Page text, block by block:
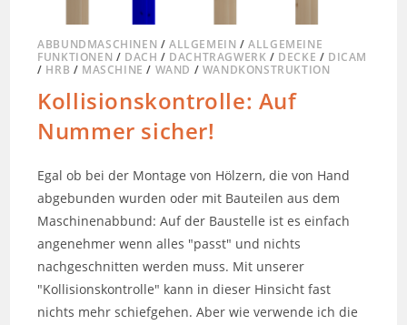
ABBUNDMASCHINEN /ALLGEMEIN /ALLGEMEINE
FUNKTIONEN / DACH / DACHTRAGWERK / DECKE / DICAM
/ HRB / MASCHINE / WAND / WANDKONSTRUKTION
Kollisionskontrolle: Auf
Nummer sicher!
Egal ob bei der Montage von Hölzern, die von Hand
abgebunden wurden oder mit Bauteilen aus dem
Maschinenabbund: Auf der Baustelle ist es einfach
angenehmer wenn alles "passt" und nichts
nachgeschnitten werden muss. Mit unserer
"Kollisionskontrolle" kann in dieser Hinsicht fast
nichts mehr schiefgehen. Aber wie verwende ich die